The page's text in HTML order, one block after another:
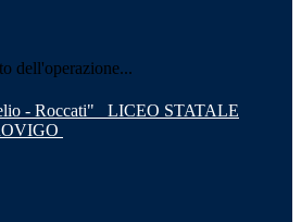
dell'operazione...
LICEO STATALE